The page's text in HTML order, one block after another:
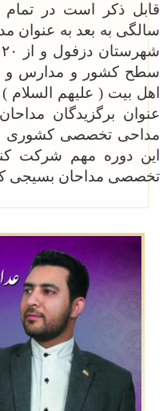
سالگی به بعد به عنوان
سطح کشور و مدارس و
عنوان برگزیدگان
مداحی تخصصی کشوری
این دوره مهم شرکت
تخصصی مداحان بسیجی